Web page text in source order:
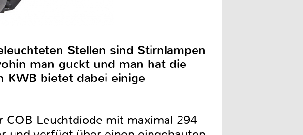
Stellen sind Stirnlampen
man guckt und man hat die
KWB bietet dabei einige
Leuchtdiode mit maximal 294